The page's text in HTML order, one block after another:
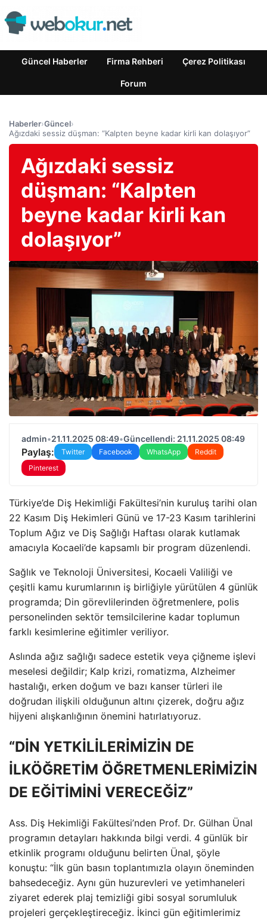
Güncel Haberler Firma Rehberi Çerez Politikası
Forum
Haberler›Güncel›
Ağızdaki sessiz düşman: “Kalpten beyne kadar kirli kan dolaşıyor”
Ağızdaki sessiz
düşman: “Kalpten
beyne kadar kirli kan
dolaşıyor”
admin•21.11.2025 08:49•Güncellendi: 21.11.2025 08:49
Paylaş: Twitter Facebook WhatsApp
Reddit
Pinterest
Türkiye’de Diş Hekimliği Fakültesi’nin kuruluş tarihi olan
22 Kasım Diş Hekimleri Günü ve 17-23 Kasım tarihlerini
Toplum Ağız ve Diş Sağlığı Haftası olarak kutlamak
amacıyla Kocaeli’de kapsamlı bir program düzenlendi.
Sağlık ve Teknoloji Üniversitesi, Kocaeli Valiliği ve
çeşitli kamu kurumlarının iş birliğiyle yürütülen 4 günlük
programda; Din görevlilerinden öğretmenlere, polis
personelinden sektör temsilcilerine kadar toplumun
farklı kesimlerine eğitimler veriliyor.
Aslında ağız sağlığı sadece estetik veya çiğneme işlevi
meselesi değildir; Kalp krizi, romatizma, Alzheimer
hastalığı, erken doğum ve bazı kanser türleri ile
doğrudan ilişkili olduğunun altını çizerek, doğru ağız
hijyeni alışkanlığının önemini hatırlatıyoruz.
“DİN YETKİLİLERİMİZİN DE
İLKÖĞRETİM ÖĞRETMENLERİMİZİN
DE EĞİTİMİNİ VERECEĞİZ”
Ass. Diş Hekimliği Fakültesi’nden Prof. Dr. Gülhan Ünal
programın detayları hakkında bilgi verdi. 4 günlük bir
etkinlik programı olduğunu belirten Ünal, şöyle
konuştu: “İlk gün basın toplantımızla olayın öneminden
bahsedeceğiz. Aynı gün huzurevleri ve yetimhaneleri
ziyaret ederek plaj temizliği gibi sosyal sorumluluk
projeleri gerçekleştireceğiz. İkinci gün eğitimlerimiz